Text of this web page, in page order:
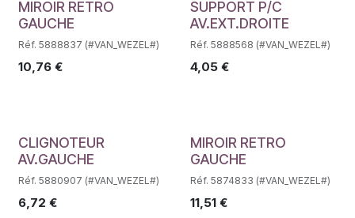
Déstockage
MIROIR RETRO
GAUCHE
Réf. 5888837 (#VAN_WEZEL#)
10,76 €
Déstockage
SUPPORT P/C
AV.EXT.DROITE
Réf. 5888568 (#VAN_WEZEL#)
4,05€
Déstockage
CLIGNOTEUR
AV.GAUCHE
Réf. 5880907 (#VAN_WEZEL#)
6,72 €
Déstockage
MIROIR RETRO
GAUCHE
Réf. 5874833 (#VAN_WEZEL#)
11,51€